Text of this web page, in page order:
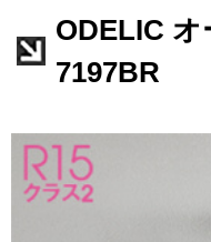
ODELIC
7197BR